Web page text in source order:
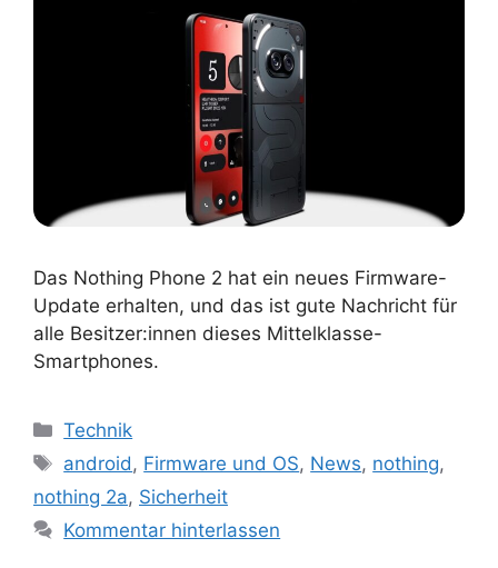
Das Nothing Phone 2 hat ein neues Firmware-
Update erhalten, und das ist gute Nachricht für
alle Besitzer:innen dieses Mittelklasse-
Smartphones.
Kategorien
Technik
Schlagwörter
android , Firmware und OS, News, nothing,
nothing 2a, Sicherheit
Kommentar hinterlassen